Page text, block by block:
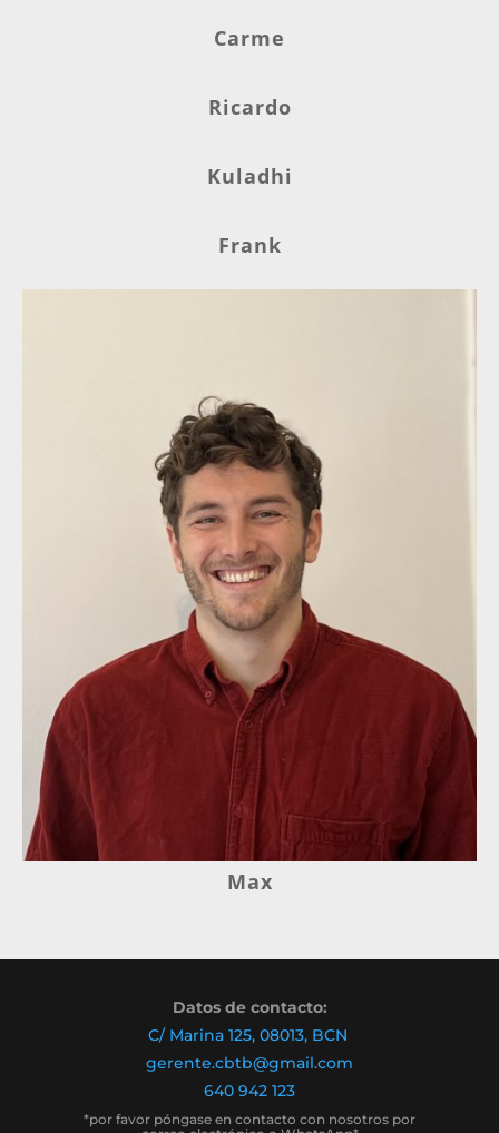
Carme
Ricardo
Kuladhi
Frank
Max
Datos de contacto:
C/ Marina 125, 08013, BCN
gerente.cbtb@gmail.com
640 942 123
*por favor póngase en contacto con nosotros por